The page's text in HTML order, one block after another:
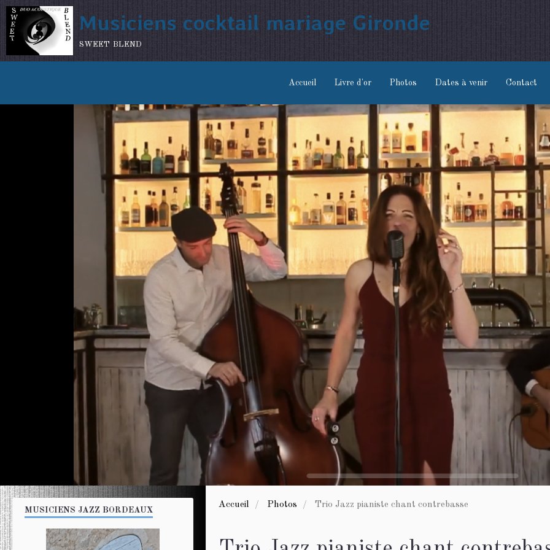
Musiciens cocktail mariage Gironde
sweet blend
Accueil Livre d'or Photos Dates à venir Contact
Accueil Photos Trio Jazz pianiste chant contrebasse
MUSICIENS JAZZ BORDEAUX